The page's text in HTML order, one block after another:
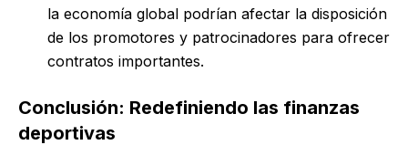
la economía global podrían afectar la disposición
de los promotores y patrocinadores para ofrecer
contratos importantes.
Conclusión: Redefiniendo las finanzas
deportivas